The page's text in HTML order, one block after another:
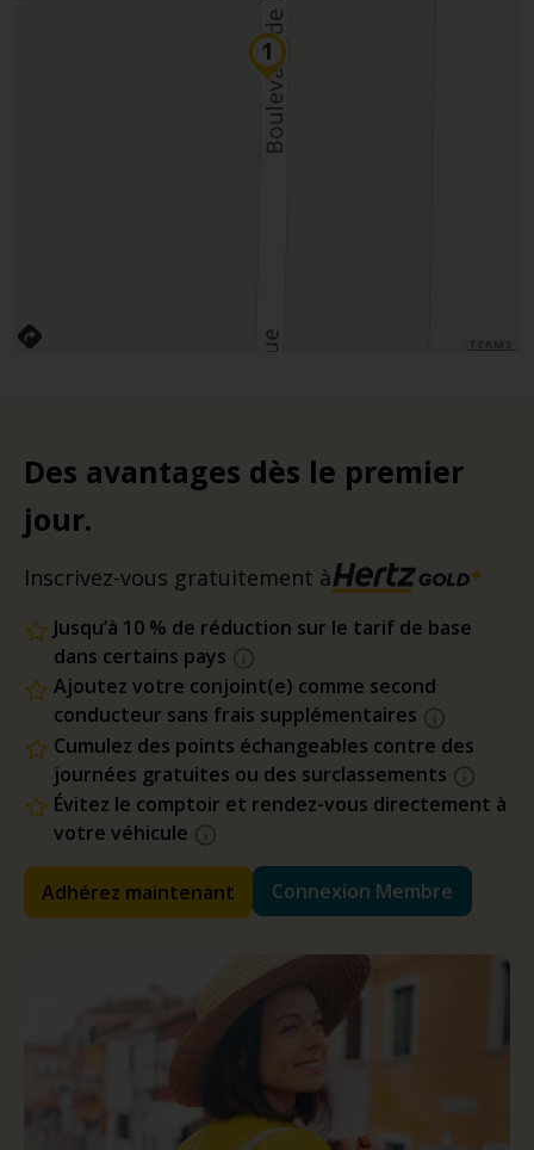
Des avantages dès le premier
jour.
Inscrivez-vous gratuitement à
Jusqu’à 10 % de réduction sur le tarif de base
dans certains pays
Ajoutez votre conjoint(e) comme second
conducteur sans frais supplémentaires
Cumulez des points échangeables contre des
journées gratuites ou des surclassements
Évitez le comptoir et rendez-vous directement à
votre véhicule
Adhérez maintenant Connexion Membre